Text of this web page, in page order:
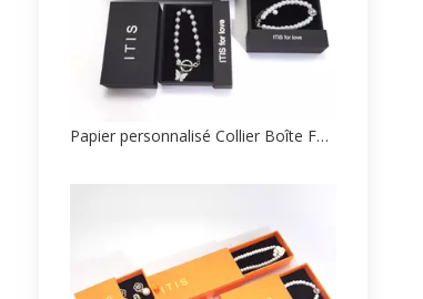
Papier personnalisé Collier Boîte Fabricant